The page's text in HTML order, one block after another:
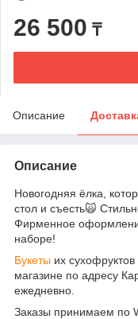
26 500 ₸
Описание
Описание
Новогодняя ёлка,
стол и съесть🙀
Фирменное
наборе!
Букеты их
магазине по адресу
ежедневно.
Заказы принимаем по